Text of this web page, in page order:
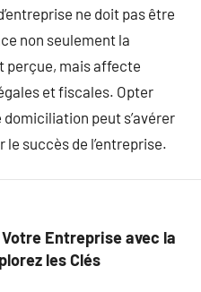
ne doit pas être
non seulement la
perçue, mais affecte
et fiscales. Opter
peut s’avérer
succès de l’entreprise.
Entreprise avec la
les Clés